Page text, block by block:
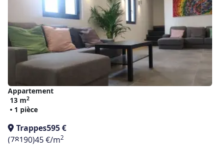
Appartement
13 m2
• 1 pièce
Trappes595 €
(78190)45 €/m2